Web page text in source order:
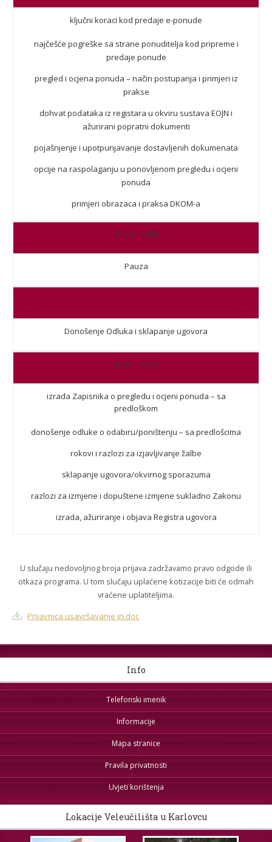
ključni koraci kod predaje e-ponude
najčešće pogreške sa strane ponuditelja kod pripreme i
predaje ponude
pregled i ocjena ponuda – način postupanja i primjeri iz
prakse
dohvat podataka iz registara u okviru sustava EOJN i
ažurirani popratni dokumenti
pojašnjenje i upotpunjavanje dostavljenih dokumenata
opcije na raspolaganju u ponovljenom pregledu i ocjeni
ponuda
primjeri obrazaca i praksa DKOM-a
14:30 – 14:45
Pauza
Donošenje Odluka i sklapanje ugovora
14:45 – 16:15
izrada Zapisnika o pregledu i ocjeni ponuda – sa
predloškom
donošenje odluke o odabiru/poništenju – sa predlošcima
rokovi i razlozi za izjavljivanje žalbe
sklapanje ugovora/okvirnog sporazuma
razlozi za izmjene i dopuštene izmjene sukladno Zakonu
izrada, ažuriranje i objava Registra ugovora
U slučaju nedovoljnog broja prijava zadržavamo pravo odgode ili
otkaza programa. U tom slučaju uplaćene kotizacije biti će odmah
vraćene uplatiteljima.
Prijavnica usavršavanje jn.doc
Info
Telefonski imenik
Informacije
Mapa stranice
Pravila privatnosti
Uvjeti korištenja
Lokacije Veleučilišta u Karlovcu